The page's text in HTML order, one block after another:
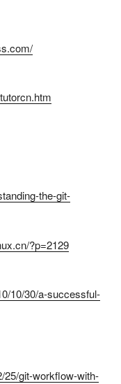
the-git-
?p=2129
10/30/a-successful-
25/git-workflow-with-